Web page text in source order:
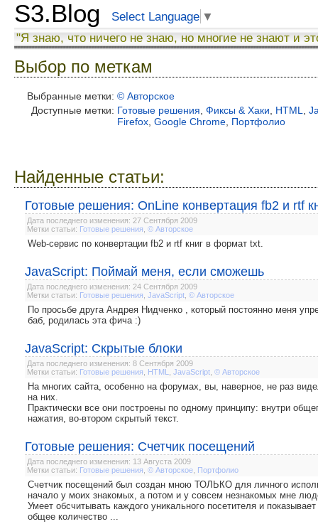
S3.Blog Select Language ▼
"Я знаю, что ничего не знаю, но многие не знают и
Выбор по меткам
Выбранные метки: © Авторское
Доступные метки: Готовые решения Фиксы & Хаки HTML
Firefox Google Chrome Портфолио
Найденные статьи:
Готовые решения: OnLine конвертация fb2 и rtf
Дата последнего изменения: 27 Сентября 2009
Метки статьи: Готовые решения © Авторское
Web-сервис по конвертации fb2 и rtf книг в формат txt.
JavaScript: Поймай меня, если сможешь
Дата последнего изменения: 24 Сентября 2009
Метки статьи: Готовые решения JavaScript © Авторское
По просьбе друга Андрея Нидченко , который постоянно меня
баб, родилась эта фича :)
JavaScript: Скрытые блоки
Дата последнего изменения: 8 Сентября 2009
Метки статьи: Готовые решения HTML JavaScript © Авторское
На многих сайта, особенно на форумах, вы, наверное, не раз
на них.
Практически все они построены по одному принципу: внутри
нажатия, во-втором скрытый текст.
Готовые решения: Счетчик посещений
Дата последнего изменения: 13 Августа 2009
Метки статьи: Готовые решения © Авторское Портфолио
Счетчик посещений был создан мною ТОЛЬКО для личного
начало у моих знакомых, а потом и у совсем незнакомых мне
Умеет обсчитывать каждого уникального посетителя и
общее количество ...